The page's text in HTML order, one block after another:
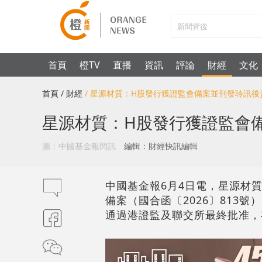
首頁 橙TV 直播 資訊 評論 財經 文化
首頁 / 財經 / 星源材質：H股發行獲證監會備案並刊發聆訊後
星源材質：H股發行獲證監會
圖：中國基金報閃訊 編輯：財經快訊編輯
中國基金報6月4日電，星源材
備案（國合函〔2026〕813號
通過港證監及聯交所最終批准